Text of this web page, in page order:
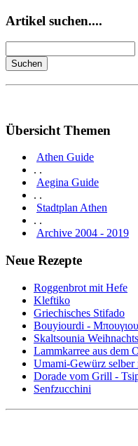
Artikel suchen....
Übersicht Themen
Athen Guide
. .
Aegina Guide
. .
Stadtplan Athen
. .
Archive 2004 - 2019
Neue Rezepte
Roggenbrot mit Hefe
Kleftiko
Griechisches Stifado
Bouyiourdi -
Skaltsounia
Lammkarree aus dem
Umami-Gewürz selber
Dorade vom Grill -
Senfzucchini